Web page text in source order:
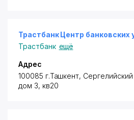
Трастбанк Центр банковских
Трастбанк ещё
Адрес
100085 г.Ташкент,
дом 3, кв20